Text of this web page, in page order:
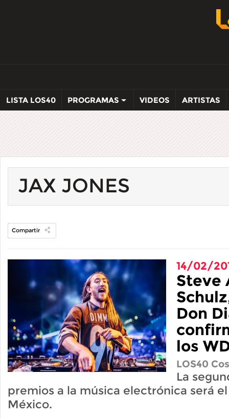
LISTA LOS40 PROGRAMAS VIDEOS ARTISTAS
JAX JONES
Compartir
14/02/
Steve
Don
los
LOS40
La
premios a la música electrónica será
México.